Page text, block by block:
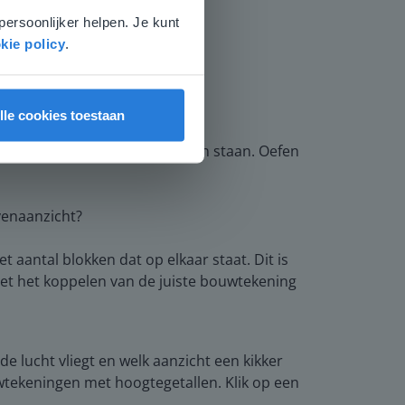
helpen. Je kunt
policy.
cookies toestaan
dat ze zelf bij de glijbaan staan. Oefen
aantal blokken dat op elkaar staat. Dit is
het koppelen van de juiste bouwtekening
lucht vliegt en welk aanzicht een kikker
met hoogtegetallen. Klik op een